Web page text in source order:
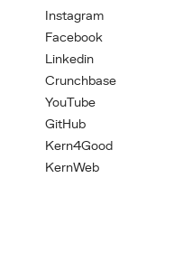
Instagram
Facebook
Linkedin
Crunchbase
YouTube
GitHub
Kern4Good
KernWeb